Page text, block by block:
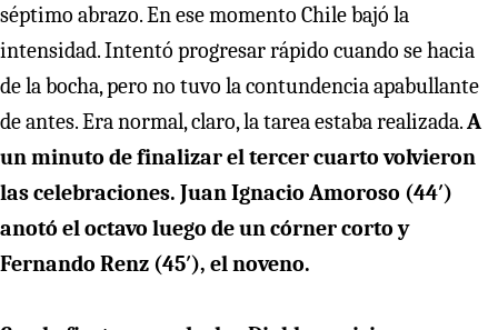
séptimo abrazo. En ese momento Chile bajó la
intensidad. Intentó progresar rápido cuando se hacia
de la bocha, pero no tuvo la contundencia apabullante
de antes. Era normal, claro, la tarea estaba realizada.A
un minuto de finalizar el tercer cuarto volvieron
las celebraciones. Juan Ignacio Amoroso (44′)
anotó el octavo luego de un córner corto y
Fernando Renz (45′), el noveno.